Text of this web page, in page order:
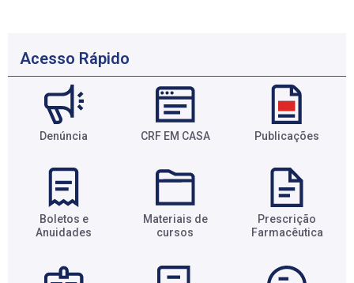
Acesso Rápido
Denúncia CRF EM CASA Publicações
Boletos e
Anuidades​
Materiais de
cursos​
Prescrição
Farmacêutica​